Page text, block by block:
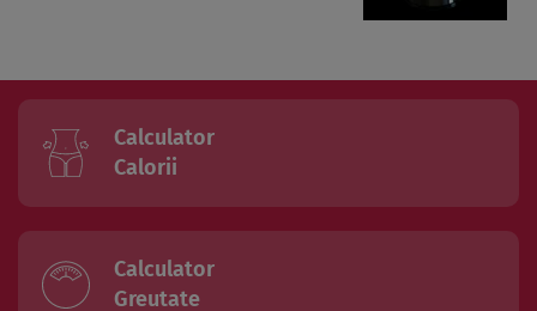
Calculator
Calorii
Calculator
Greutate